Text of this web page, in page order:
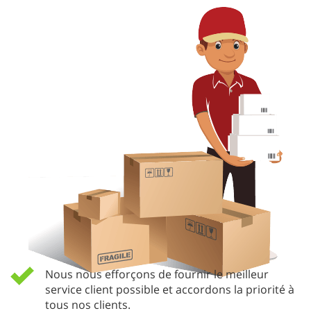
Nous nous efforçons de fournir le meilleur
service client possible et accordons la priorité à
tous nos clients.